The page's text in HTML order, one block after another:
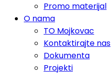
Promo materijal
O nama
TO Mojkovac
Kontaktirajte nas
Dokumenta
Projekti